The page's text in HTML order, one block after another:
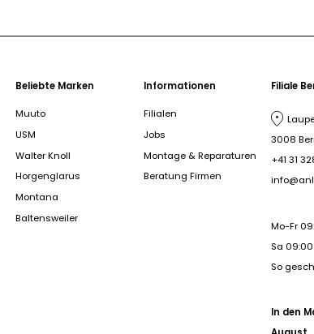
Beliebte Marken
Muuto
USM
Walter Knoll
Horgenglarus
Montana
Baltensweiler
Informationen
Filialen
Jobs
Montage & Reparaturen
Beratung Firmen
Filiale
3008
+41 31
Mo-Fr
Sa 09:00
So
In den